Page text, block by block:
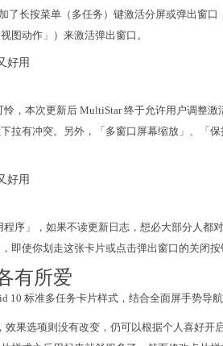
了长按菜单（多任务）键激活分屏或弹出窗
图动作」）来激活弹出窗口。
，本次更新后 MultiStar 终于允许用户调整激
拉有冲突。另外，「多窗口屏幕缩放」、「
序」，如果不读更新日志，想必大部分人都
即使你划走这张卡片或点击弹出窗口的关闭按
有所爱
10 标准多任务卡片样式，结合全面屏手势导
效果选项则没有改变，仍可以根据个人喜好开